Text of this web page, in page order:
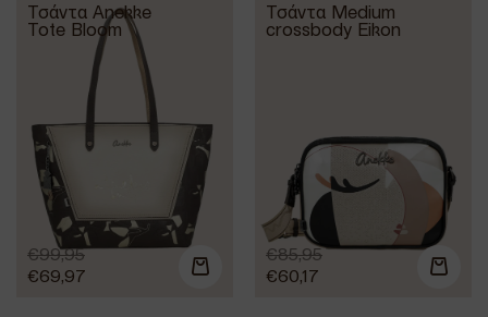
Τσάντα Anekke
Tote Bloom
€99,95
€69,97
Τσάντα Medium
crossbody Eikon
€85,95
€60,17